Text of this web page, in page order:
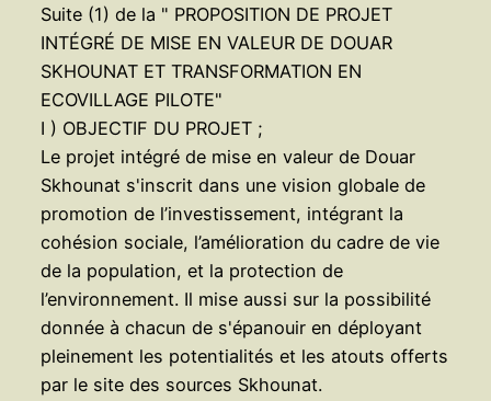
Suite (1) de la " PROPOSITION DE PROJET
INTÉGRÉ DE MISE EN VALEUR DE DOUAR
SKHOUNAT ET TRANSFORMATION EN
ECOVILLAGE PILOTE"
I ) OBJECTIF DU PROJET ;
Le projet intégré de mise en valeur de Douar
Skhounat s'inscrit dans une vision globale de
promotion de l’investissement, intégrant la
cohésion sociale, l’amélioration du cadre de vie
de la population, et la protection de
l’environnement. Il mise aussi sur la possibilité
donnée à chacun de s'épanouir en déployant
pleinement les potentialités et les atouts offerts
par le site des sources Skhounat.